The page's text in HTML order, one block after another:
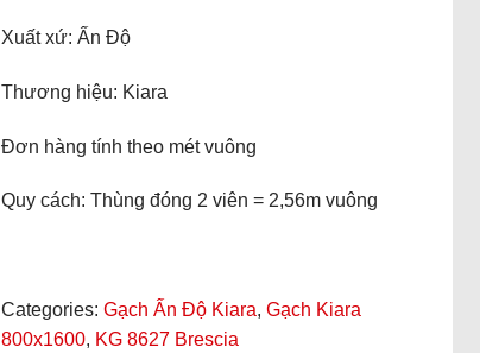
Xuất xứ: Ấn Độ
Thương hiệu: Kiara
Đơn hàng tính theo mét vuông
Quy cách: Thùng đóng 2 viên = 2,56m vuông
Categories: Gạch Ấn Độ Kiara, Gạch Kiara
800x1600, KG 8627 Brescia